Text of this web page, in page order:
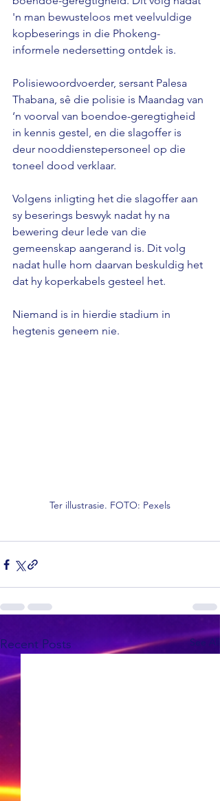
'n man bewusteloos met veelvuldige
kopbeserings in die Phokeng-
informele nedersetting ontdek is.
Polisiewoordvoerder, sersant Palesa
Thabana, sê die polisie is Maandag van
‘n voorval van boendoe-geregtigheid
in kennis gestel, en die slagoffer is
deur nooddienstepersoneel op die
toneel dood verklaar.
Volgens inligting het die slagoffer aan
sy beserings beswyk nadat hy na
bewering deur lede van die
gemeenskap aangerand is. Dit volg
nadat hulle hom daarvan beskuldig het
dat hy koperkabels gesteel het.
Niemand is in hierdie stadium in
hegtenis geneem nie.
Ter illustrasie. FOTO: Pexels
Recent Posts See All